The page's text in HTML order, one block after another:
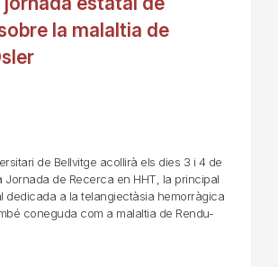
la malaltia de
de Bellvitge acollirà els dies 3 i 4 de
Jornada de Recerca en HHT, la principal
dedicada a la telangiectàsia hemorràgica
coneguda com a malaltia de Rendu-